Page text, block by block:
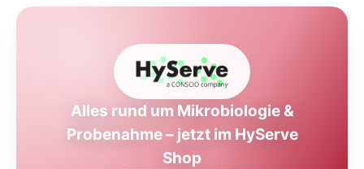
Alles rund um Mikrobiologie &
Probenahme – jetzt im HyServe
Shop